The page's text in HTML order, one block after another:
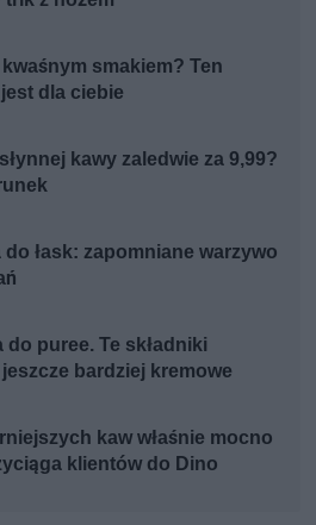
smakiem? Ten
dla ciebie
kawy zaledwie za 9,99?
łask: zapomniane warzywo
do puree. Te składniki
bardziej kremowe
kaw właśnie mocno
klientów do Dino